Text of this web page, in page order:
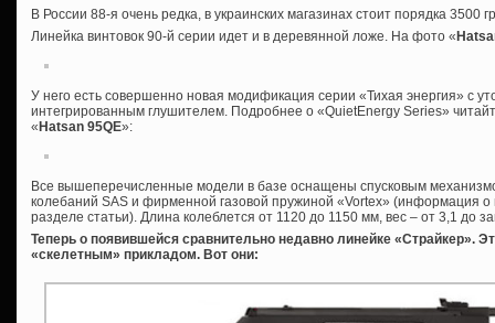
В России 88-я очень редка, в украинских магазинах стоит порядка 3500
Линейка винтовок 90-й серии идет и в деревянной ложе. На фото «
У него есть совершенно новая модификация серии «Тихая энергия» с
интегрированным глушителем. Подробнее о «QuietEnergy Series»
« Hatsan 95QE»:
Все вышеперечисленные модели в базе оснащены спусковым
колебаний SAS и фирменной газовой пружиной «Vortex» (информация о
разделе статьи). Длина колеблется от 1120 до 1150 мм, вес – от 3,1 до
Теперь о появившейся сравнительно недавно линейке «Страйкер».
«скелетным» прикладом. Вот они: